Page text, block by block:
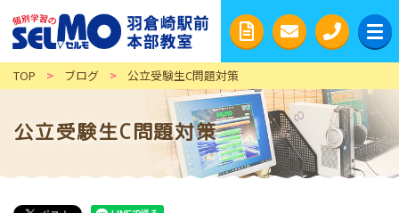
TOP > ブログ > 公立受験生C問題対策
公立受験生C問題対策